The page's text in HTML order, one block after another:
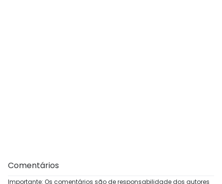
Comentários
Importante: Os comentários são de responsabilidade dos autores